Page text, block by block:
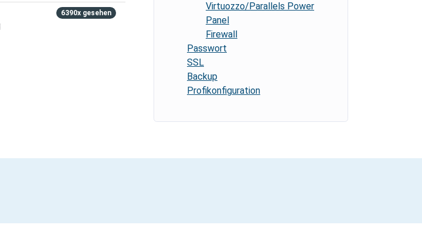
6390x gesehen
Virtuozzo/Parallels Power
Panel
Firewall
Passwort
SSL
Backup
Profikonfiguration